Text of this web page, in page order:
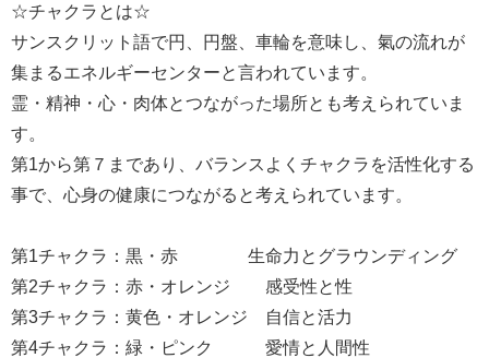
☆チャクラとは☆
サンスクリット語で円、円盤、車輪を意味し、氣の流れが
集まるエネルギーセンターと言われています。
霊・精神・心・肉体とつながった場所とも考えられていま
す。
第1から第７まであり、バランスよくチャクラを活性化する
事で、心身の健康につながると考えられています。
第1チャクラ：黒・赤 生命力とグラウンディング
第2チャクラ：赤・オレンジ 感受性と性
第3チャクラ：黄色・オレンジ 自信と活力
第4チャクラ：緑・ピンク 愛情と人間性